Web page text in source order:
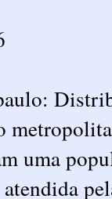
uma